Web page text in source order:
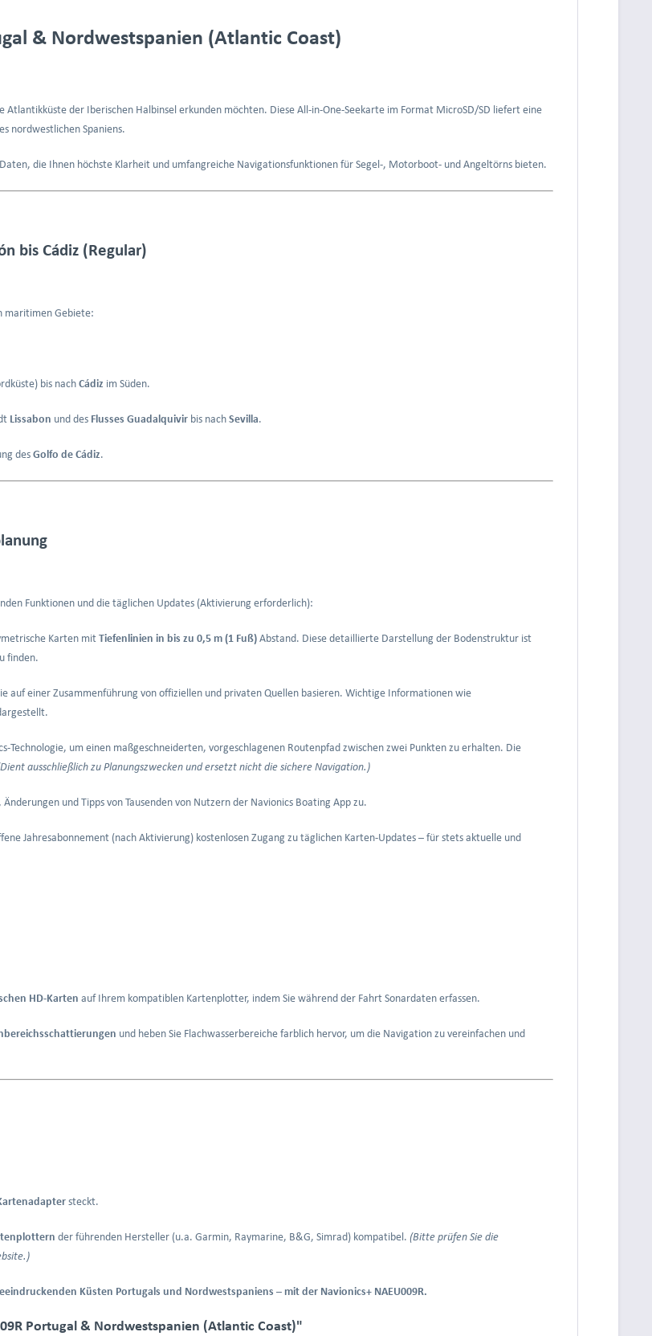
& Nordwestspanien (Atlantic Coast)
Atlantikküste der Iberischen Halbinsel erkunden möchten. Diese All-in-One-Seekarte im Format MicroSD/SD liefert eine
nordwestlichen Spaniens.
die Ihnen höchste Klarheit und umfangreiche Navigationsfunktionen für Segel-, Motorboot- und Angeltörns bieten.
bis Cádiz (Regular)
maritimen Gebiete:
bis nachCádiz im Süden.
Lissabon und des Flusses Guadalquivir bis nach Sevilla.
des Golfo de Cádiz.
Funktionen und die täglichen Updates (Aktivierung erforderlich):
Karten mit Tiefenlinien in bis zu 0,5 m (1 Fuß) Abstand. Diese detaillierte Darstellung der Bodenstruktur ist
finden.
auf einer Zusammenführung von offiziellen und privaten Quellen basieren. Wichtige Informationen wie
Technologie, um einen maßgeschneiderten, vorgeschlagenen Routenpfad zwischen zwei Punkten zu erhalten. Die
ausschließlich zu Planungszwecken und ersetzt nicht die sichere Navigation.)
und Tipps von Tausenden von Nutzern der Navionics Boating App zu.
Jahresabonnement (nach Aktivierung) kostenlosen Zugang zu täglichen Karten-Updates – für stets aktuelle und
HD-Karten auf Ihrem kompatiblen Kartenplotter, indem Sie während der Fahrt Sonardaten erfassen.
und heben Sie Flachwasserbereiche farblich hervor, um die Navigation zu vereinfachen und
steckt.
der führenden Hersteller (u.a. Garmin, Raymarine, B&G, Simrad) kompatibel. (Bitte prüfen Sie die
Küsten Portugals und Nordwestspaniens – mit der Navionics+ NAEU009R.
Portugal & Nordwestspanien (Atlantic Coast)"